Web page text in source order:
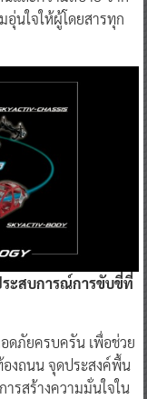
นใจให้ผู้โดยสารทุก
ระสบการณ์การขับขี่ที่
ดภัยครบครัน เพื่อช่วย
องถนน จุดประสงค์พื้น
รสร้างความมั่นใจใน